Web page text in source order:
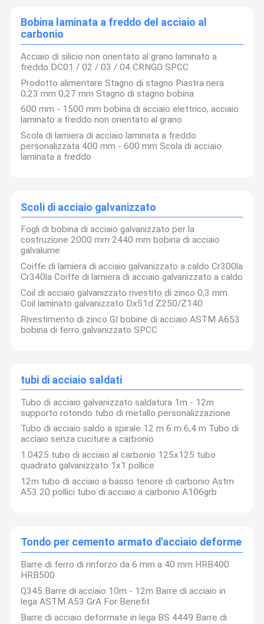
Bobina laminata a freddo del acciaio al
carbonio
Acciaio di silicio non orientato al grano laminato a
freddo DC01 / 02 / 03 / 04 CRNGO SPCC
Prodotto alimentare Stagno di stagno Piastra nera
0,23 mm 0,27 mm Stagno di stagno bobina
600 mm - 1500 mm bobina di acciaio elettrico, acciaio
laminato a freddo non orientato al grano
Scola di lamiera di acciaio laminata a freddo
personalizzata 400 mm - 600 mm Scola di acciaio
laminata a freddo
Scoli di acciaio galvanizzato
Fogli di bobina di acciaio galvanizzato per la
costruzione 2000 mm 2440 mm bobina di acciaio
galvalume
Coiffe di lamiera di acciaio galvanizzato a caldo Cr300la
Cr340la Coiffe di lamiera di acciaio galvanizzato a caldo
Coil di acciaio galvanizzato rivestito di zinco 0,3 mm
Coil laminato galvanizzato Dx51d Z250/Z140
Rivestimento di zinco GI bobine di acciaio ASTM A653
bobina di ferro galvanizzato SPCC
tubi di acciaio saldati
Tubo di acciaio galvanizzato saldatura 1m - 12m
supporto rotondo tubo di metallo personalizzazione
Tubo di acciaio saldo a spirale 12 m 6 m 6,4 m Tubo di
acciaio senza cuciture a carbonio
1.0425 tubo di acciaio al carbonio 125x125 tubo
quadrato galvanizzato 1x1 pollice
12m tubo di acciaio a basso tenore di carbonio Astm
A53 20 pollici tubo di acciaio a carbonio A106grb
Tondo per cemento armato d'acciaio deforme
Barre di ferro di rinforzo da 6 mm a 40 mm HRB400
HRB500
Q345 Barre di acciaio 10m - 12m Barre di acciaio in
lega ASTM A53 GrA For Benefit
Barre di acciaio deformate in lega BS 4449 Barre di